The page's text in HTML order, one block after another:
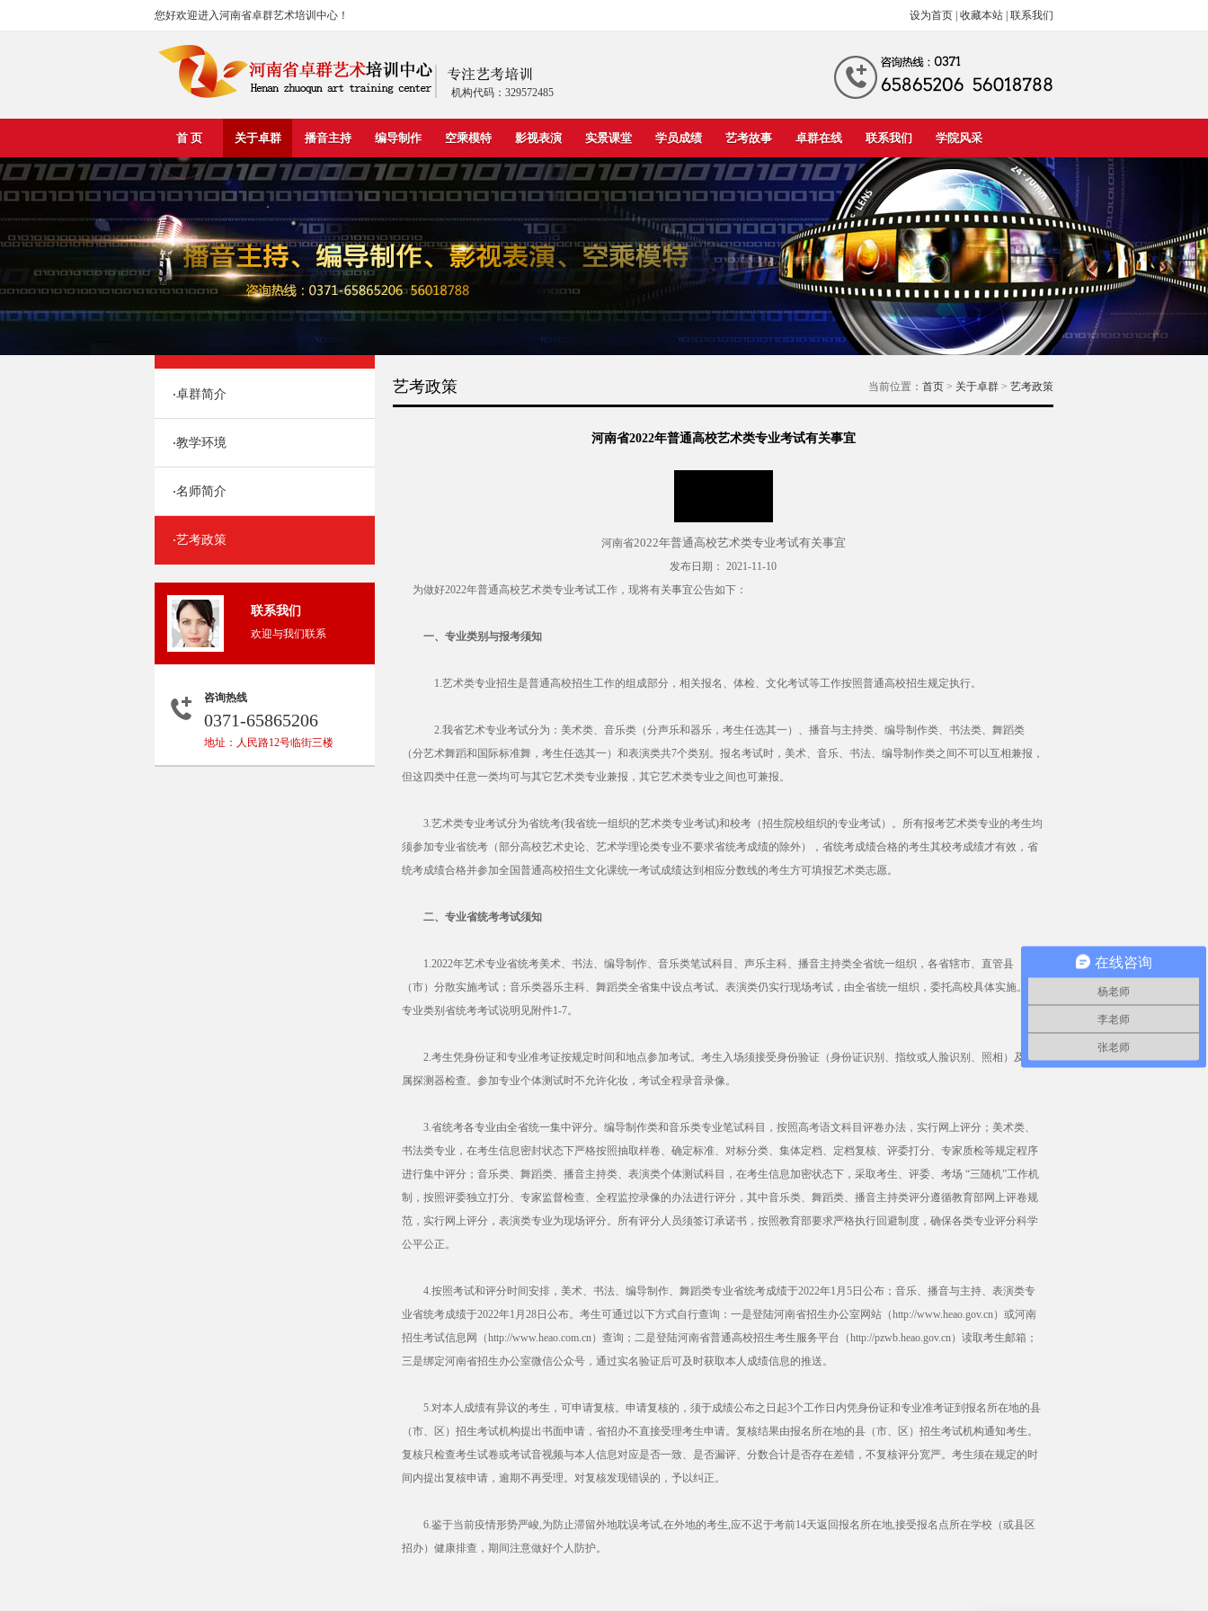
您好欢迎进入河南省卓群艺术培训中心！ 设为首页 收藏本站 联系我们
机构代码：329572485
首 页 关于卓群 播音主持 编导制作 空乘模特 影视表演 实景课堂 学员成绩 艺考故事 卓群在线 联系我们 学院风采
·卓群简介
·教学环境
·名师简介
·艺考政策
联系我们
欢迎与我们联系
咨询热线
0371-65865206
地址：人民路12号临街三楼
艺考政策 当前位置： 首页 > 关于卓群 > 艺考政策
河南省2022年普通高校艺术类专业考试有关事宜
河南省2022年普通高校艺术类专业考试有关事宜
发布日期 ： 2021-11-10
为做好2022年普通高校艺术类专业考试工作，现将有关事宜公告如下：
一、专业类别与报考须知
1.艺术类专业招生是普通高校招生工作的组成部分，相关报名、体检、文化考试等工作按照普通高校招生规定执行。
2.我省艺术专业考试分为：美术类、音乐类（分声乐和器乐，考生任选其一）、播音与主持类、编导制作类、书法类、舞蹈类
（分艺术舞蹈和国际标准舞，考生任选其一）和表演类共7个类别。报名考试时，美术、音乐、书法、编导制作类之间不可以互相兼报，
但这四类中任意一类均可与其它艺术类专业兼报，其它艺术类专业之间也可兼报。
3.艺术类专业考试分为省统考(我省统一组织的艺术类专业考试)和校考（招生院校组织的专业考试）。所有报考艺术类专业的考生均
须参加专业省统考（部分高校艺术史论、艺术学理论类专业不要求省统考成绩的除外），省统考成绩合格的考生其校考成绩才有效，省
统考成绩合格并参加全国普通高校招生文化课统一考试成绩达到相应分数线的考生方可填报艺术类志愿。
二、专业省统考考试须知
1.2022年艺术专业省统考美术、书法、编导制作、音乐类笔试科目、声乐主科、播音主持类全省统一组织，各省辖市、直管县
（市）分散实施考试；音乐类器乐主科、舞蹈类全省集中设点考试。表演类仍实行现场考试，由全省统一组织，委托高校具体实施。各
专业类别省统考考试说明见附件1-7。
2.考生凭身份证和专业准考证按规定时间和地点参加考试。考生入场须接受身份验证（身份证识别、指纹或人脸识别、照相）及金
属探测器检查。参加专业个体测试时不允许化妆，考试全程录音录像。
3.省统考各专业由全省统一集中评分。编导制作类和音乐类专业笔试科目，按照高考语文科目评卷办法，实行网上评分；美术类、
书法类专业，在考生信息密封状态下严格按照抽取样卷、确定标准、对标分类、集体定档、定档复核、评委打分、专家质检等规定程序
进行集中评分；音乐类、舞蹈类、播音主持类、表演类个体测试科目，在考生信息加密状态下，采取考生、评委、考场 “三随机”工作机
制，按照评委独立打分、专家监督检查、全程监控录像的办法进行评分，其中音乐类、舞蹈类、播音主持类评分遵循教育部网上评卷规
范，实行网上评分，表演类专业为现场评分。所有评分人员须签订承诺书，按照教育部要求严格执行回避制度，确保各类专业评分科学
公平公正。
4.按照考试和评分时间安排，美术、书法、编导制作、舞蹈类专业省统考成绩于2022年1月5日公布；音乐、播音与主持、表演类专
业省统考成绩于2022年1月28日公布。考生可通过以下方式自行查询：一是登陆河南省招生办公室网站（http://www.heao.gov.cn）或河南
招生考试信息网（http://www.heao.com.cn）查询；二是登陆河南省普通高校招生考生服务平台（http://pzwb.heao.gov.cn）读取考生邮箱；
三是绑定河南省招生办公室微信公众号，通过实名验证后可及时获取本人成绩信息的推送。
5.对本人成绩有异议的考生，可申请复核。申请复核的，须于成绩公布之日起3个工作日内凭身份证和专业准考证到报名所在地的县
（市、区）招生考试机构提出书面申请，省招办不直接受理考生申请。复核结果由报名所在地的县（市、区）招生考试机构通知考生。
复核只检查考生试卷或考试音视频与本人信息对应是否一致、是否漏评、分数合计是否存在差错，不复核评分宽严。考生须在规定的时
间内提出复核申请，逾期不再受理。对复核发现错误的，予以纠正。
6.鉴于当前疫情形势严峻,为防止滞留外地耽误考试,在外地的考生,应不迟于考前14天返回报名所在地,接受报名点所在学校（或县区
招办）健康排查，期间注意做好个人防护。
在线咨询
杨老师
李老师
张老师